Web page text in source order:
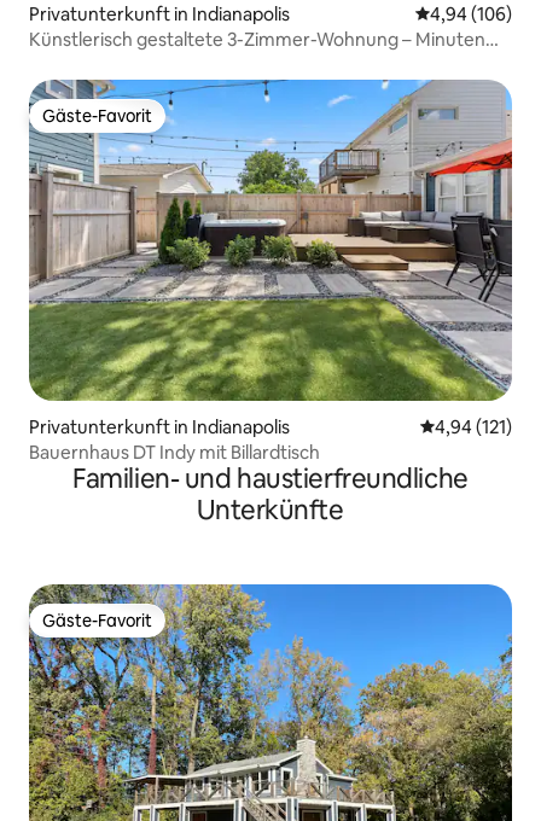
Privatunterkunft in Indianapolis
4,94 (106)
Künstlerisch gestaltete 3-Zimmer-Wohnung – Minuten
Gäste-Favorit
Gäste-Favorit
Privatunterkunft in Indianapolis
4,94 (121)
Bauernhaus DT Indy mit Billardtisch
Familien- und haustierfreundliche
Unterkünfte
Gäste-Favorit
Gäste-Favorit